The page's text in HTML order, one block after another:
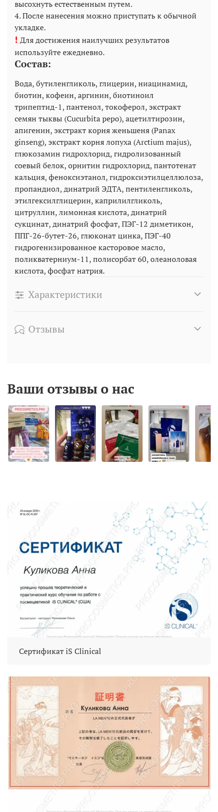
высохнуть естественным путем.
4. После нанесения можно приступать к обычной
укладке.
! Для достижения наилучших результатов
используйте ежедневно.
Состав:
Вода, бутиленгликоль, глицерин, ниацинамид,
биотин, кофеин, аргинин, биотиноил
трипептид-1, пантенол, токоферол, экстракт
семян тыквы (Cucurbita pepo), ацетилтирозин,
апигенин, экстракт корня женьшеня (Panax
ginseng), экстракт корня лопуха (Arctium majus),
глюкозамин гидрохлорид, гидролизованный
соевый белок, орнитин гидрохлорид, пантотенат
кальция, феноксиэтанол, гидроксиэтилцеллюлоза,
пропандиол, динатрий ЭДТА, пентиленгликоль,
этилгексилглицерин, каприлилгликоль,
цитруллин, лимонная кислота, динатрий
сукцинат, динатрий фосфат, ПЭГ-12 диметикон,
ППГ-26-бутет-26, глюконат цинка, ПЭГ-40
гидрогенизированное касторовое масло,
поликватерниум-11, полисорбат 60, олеаноловая
кислота, фосфат натрия.
Характеристики
Отзывы
Ваши отзывы о нас
Сертификат iS Clinical